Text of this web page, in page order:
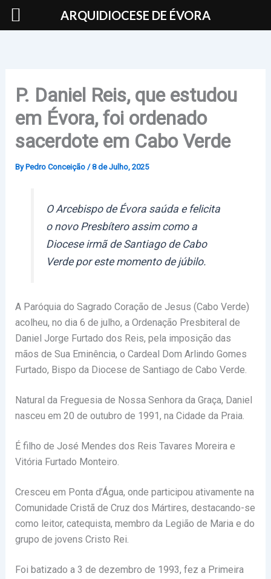
Skip
P. Daniel Reis, que estudou
em Évora, foi ordenado
sacerdote em Cabo Verde
By Pedro Conceição /8 de Julho, 2025
O Arcebispo de Évora saúda e felicita
o novo Presbítero assim como a
Diocese irmã de Santiago de Cabo
Verde por este momento de júbilo.
A Paróquia do Sagrado Coração de Jesus (Cabo Verde)
acolheu, no dia 6 de julho, a Ordenação Presbiteral de
Daniel Jorge Furtado dos Reis, pela imposição das
mãos de Sua Eminência, o Cardeal Dom Arlindo Gomes
Furtado, Bispo da Diocese de Santiago de Cabo Verde.
Natural da Freguesia de Nossa Senhora da Graça, Daniel
nasceu em 20 de outubro de 1991, na Cidade da Praia.
É filho de José Mendes dos Reis Tavares Moreira e
Vitória Furtado Monteiro.
Cresceu em Ponta d’Água, onde participou ativamente na
Comunidade Cristã de Cruz dos Mártires, destacando-se
como leitor, catequista, membro da Legião de Maria e do
grupo de jovens Cristo Rei.
Foi batizado a 3 de dezembro de 1993, fez a Primeira
ARQUIDIOCESE DE ÉVORA